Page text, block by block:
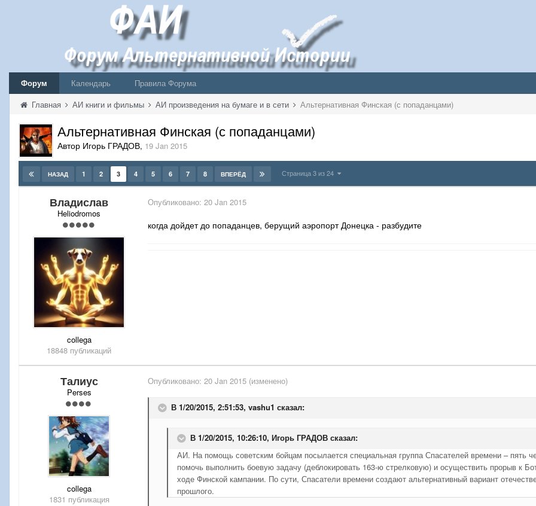
Форум Календарь
Правила Форума
Главная АИ книги и фильмы АИ произведения на бумаге и в сети Альтернативная Финская (с попаданцами)
Альтернативная Финская (с попаданцами)
Автор Игорь ГРАДОВ, 19 Jan 2015
НАЗАД 1 2 3 4 5 6 7 8 ВПЕРЁД Страница 3 из 24
Владислав
Heliodromos
collega
18848 публикаций
Опубликовано: 20 Jan 2015
когда дойдет до попаданцев, берущий аэропорт Донецка - разбудите
Талиус
Perses
collega
1831 публикация
Опубликовано: 20 Jan 2015 (изменено)
В 1/20/2015, 2:51:53, vashu1 сказал:
В 1/20/2015, 10:26:10, Игорь ГРАДОВ сказал:
АИ. На помощь советским бойцам посылается специальная группа Спасателей времени – пять
помочь выполнить боевую задачу (деблокировать 163-ю стрелковую) и осуществить прорыв к
ходе Финской кампании. По сути, Спасатели времени создают альтернативный вариант
прошлого.